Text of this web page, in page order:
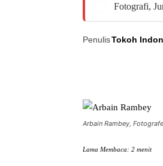
Fotografi,
PenulisTokoh
Arbain Rambey,
Lama Membaca: 2 menit